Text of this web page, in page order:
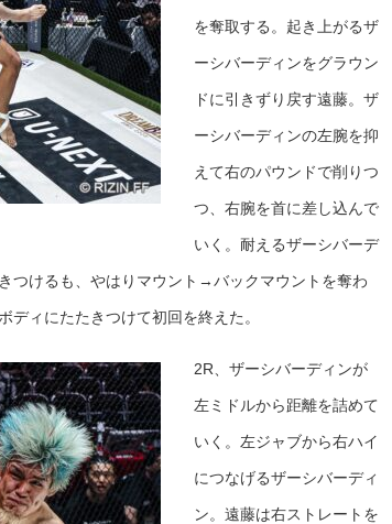
を奪取する。起き上がるザ
ーシバーディンをグラウン
ドに引きずり戻す遠藤。ザ
ーシバーディンの左腕を抑
えて右のパウンドで削りつ
つ、右腕を首に差し込んで
いく。耐えるザーシバーデ
つけるも、やはりマウント→バックマウントを奪わ
ィにたたきつけて初回を終えた。
2R、ザーシバーディンが
左ミドルから距離を詰めて
いく。左ジャブから右ハイ
につなげるザーシバーディ
ン。遠藤は右ストレートを